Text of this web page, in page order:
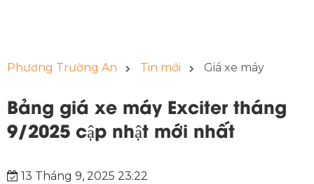
Phương Trường An Tin mới Giá xe máy
Bảng giá xe máy Exciter tháng
9/2025 cập nhật mới nhất
13 Tháng 9, 2025 23:22